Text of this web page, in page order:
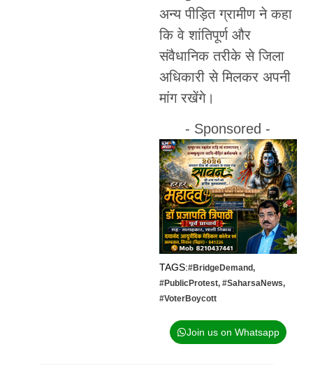
अन्य पीड़ित ग्रामीण ने कहा
कि वे शांतिपूर्ण और
संवैधानिक तरीके से जिला
अधिकारी से मिलकर अपनी
मांग रखेंगे।
- Sponsored -
TAGS:#BridgeDemand,
#PublicProtest, #SaharsaNews,
#VoterBoycott
Join us on Whatsapp